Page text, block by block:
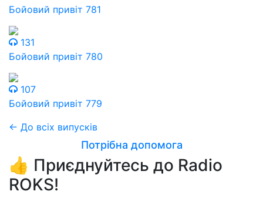
Бойовий привіт 781
131
Бойовий привіт 780
107
Бойовий привіт 779
← До всіх випусків
Потрібна допомога
👍 Приєднуйтесь до Radio
ROKS!